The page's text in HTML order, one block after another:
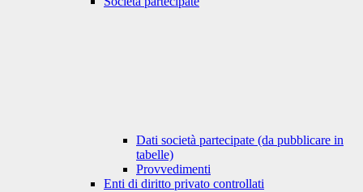
Dati società partecipate (da pubblicare in
tabelle)
Provvedimenti
Enti di diritto privato controllati